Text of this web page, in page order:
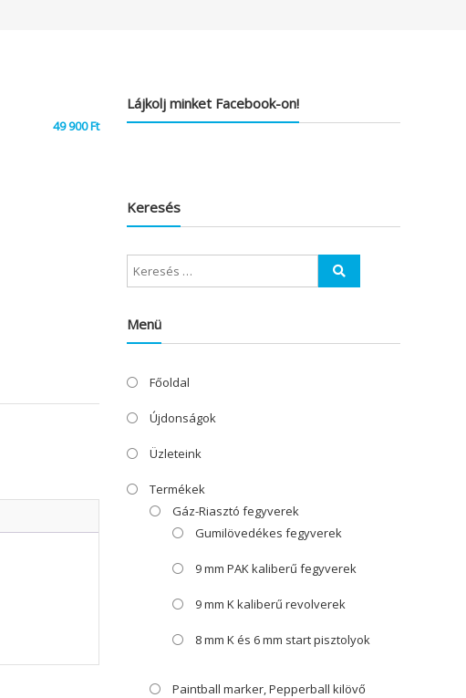
49 900Ft
Lájkolj minket Facebook-on!
Keresés
Menü
Főoldal
Újdonságok
Üzleteink
Termékek
Gáz-Riasztó fegyverek
Gumilövedékes fegyverek
9 mm PAK kaliberű fegyverek
9 mm K kaliberű revolverek
8 mm K és 6 mm start pisztolyok
Paintball marker, Pepperball kilövő